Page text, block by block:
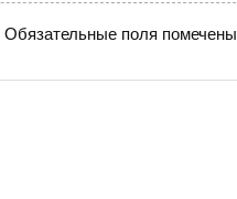
Обязательные поля помечены